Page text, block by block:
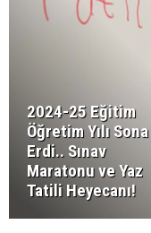
2024-25 Eğitim
Öğretim Yılı Sona
Erdi.. Sınav
Maratonu ve Yaz
Tatili Heyecanı!